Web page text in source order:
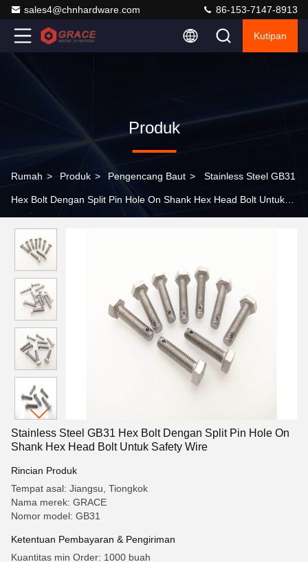
sales4@chnhardware.com 86-153-7147-8913
Kutipan
Produk
Rumah > Produk > Pengencang Baut > Stainless Steel GB31
Hex Bolt Dengan Split Pin Hole On Shank Hex Head Bolt Untuk
Stainless Steel GB31 Hex Bolt Dengan Split Pin Hole On
Shank Hex Head Bolt Untuk Safety Wire
Rincian Produk
Tempat asal: Jiangsu, Tiongkok
Nama merek: GRACE
Nomor model: GB31
Ketentuan Pembayaran & Pengiriman
Kuantitas min Order: 1000 buah